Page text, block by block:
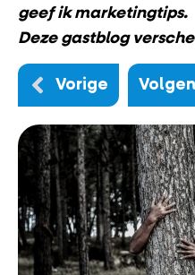
geef ik marketingtips.
Deze gastblog
Vorige